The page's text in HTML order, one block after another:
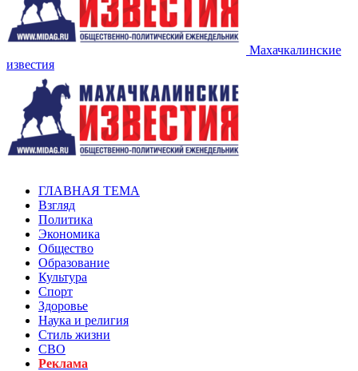
Махачкалинские
известия
ГЛАВНАЯ ТЕМА
Взгляд
Политика
Экономика
Общество
Образование
Культура
Спорт
Здоровье
Наука и религия
Стиль жизни
СВО
Реклама